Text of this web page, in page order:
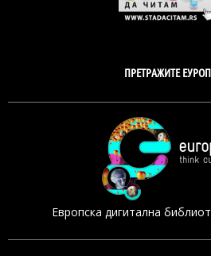
ПРЕТРАЖИТЕ
Европска дигитална